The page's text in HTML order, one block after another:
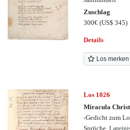
Zuschlag
300€(US$ 345)
Details
Los merken
Los 1026
Miracula
-Gedicht zum
Sprüche.